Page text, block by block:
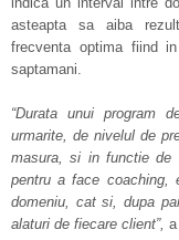
asteapta sa aiba
frecventa optima fiind
saptamani.
“Durata unui program
urmarite, de nivelul de
masura, si in functie de
pentru a face coaching,
domeniu, cat si, dupa
alaturi de fiecare client”,